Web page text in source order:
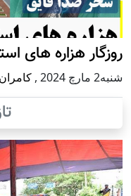
روزگار هزاره های استرالیا
شنبه2 مارچ 2024 ,